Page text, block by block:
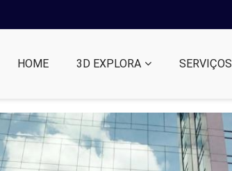
HOME 3D EXPLORA SERVIÇOS